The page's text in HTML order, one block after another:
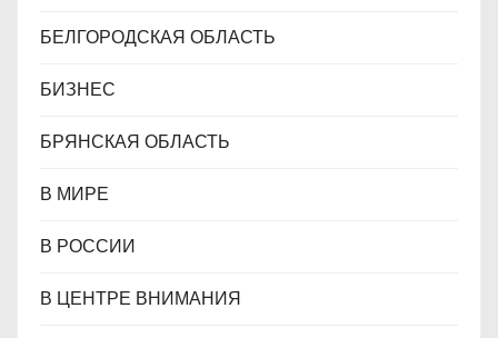
БЕЛГОРОДСКАЯ ОБЛАСТЬ
БИЗНЕС
БРЯНСКАЯ ОБЛАСТЬ
В МИРЕ
В РОССИИ
В ЦЕНТРЕ ВНИМАНИЯ